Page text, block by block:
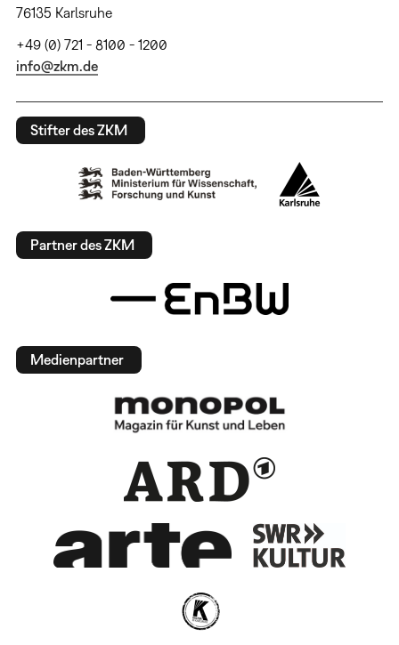
76135 Karlsruhe
+49 (0) 721 - 8100 - 1200
info@zkm.de
Stifter des ZKM
Partner des ZKM
Medienpartner